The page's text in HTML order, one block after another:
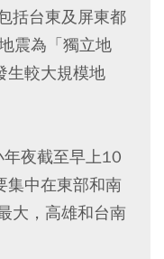
括台東及屏東都
震為「獨立地
生較大規模地
夜截至早上10
集中在東部和南
大，高雄和台南